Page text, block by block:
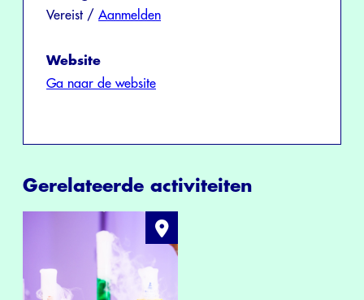
Vereist / Aanmelden
Website
Ga naar de website
Gerelateerde activiteiten